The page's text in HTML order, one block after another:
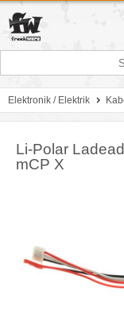
Elektronik / Elektrik
Li-Polar
mCP X